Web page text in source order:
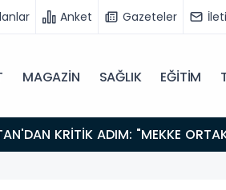
Anket Gazeteler
MAGAZİN SAĞLIK EĞİTİM